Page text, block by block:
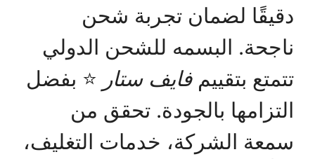
دقيقًا لضمان تجربة شحن
ناجحة. البسمه للشحن الدولي
تتمتع بتقييمفايف ستار ⭐ بفضل
التزامها بالجودة. تحقق من
سمعة الشركة، خدمات التغليف،